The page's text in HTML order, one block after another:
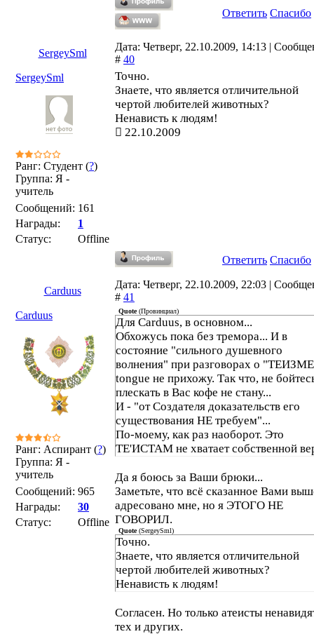
Ответить Спасибо
SergeySml
Дата: Четверг, 22.10.2009, 14:13 |
# 40
SergeySml
Ранг: Студент (?)
Группа: Я -
учитель
Сообщений: 161
Награды:
1
Статус:
Offline
Точно.
Знаете, что является отличительной
чертой любителей животных?
Ненависть к людям!
22.10.2009
Ответить Спасибо
Carduus
Дата: Четверг, 22.10.2009, 22:03 |
# 41
Carduus
Ранг: Аспирант (?)
Группа: Я -
учитель
Сообщений: 965
Награды:
30
Статус:
Offline
Quote(Провинциал)
Для Carduus, в основном...
Обхожусь пока без тремора... И в
состояние "сильного душевного
волнения" при разговорах о
tongue не прихожу. Так что, не
плескать в Вас кофе не стану...
И - "от Создателя доказательств его
существования НЕ требуем"...
По-моему, как раз наоборот. Это
ТЕ'ИСТАМ не хватает собственной
(или помалкивать) ВСЕХ...
Да я боюсь за Ваши брюки...
Заметьте, что всё сказанное Вами
адресовано мне, но я ЭТОГО НЕ
ГОВОРИЛ.
Quote(SergeySml)
Точно.
Знаете, что является отличительной
чертой любителей животных?
Ненависть к людям!
Согласен. Но только атеисты
тех и других.